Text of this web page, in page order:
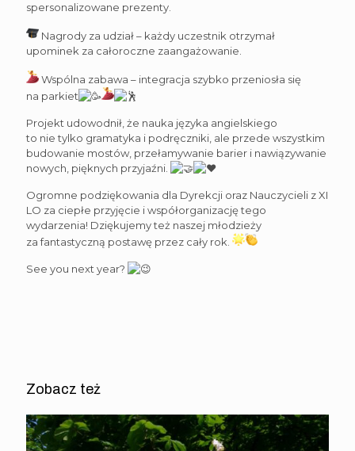
spersonalizowane prezenty.
Nagrody za udział – każdy uczestnik otrzymał
upominek za całoroczne zaangażowanie.
Wspólna zabawa – integracja szybko przeniosła się
na parkiet
Projekt udowodnił, że nauka języka angielskiego
to nie tylko gramatyka i podręczniki, ale przede wszystkim
budowanie mostów, przełamywanie barier i nawiązywanie
nowych, pięknych przyjaźni.
Ogromne podziękowania dla Dyrekcji oraz Nauczycieli z XI
LO za ciepłe przyjęcie i współorganizację tego
wydarzenia! Dziękujemy też naszej młodzieży
za fantastyczną postawę przez cały rok.
See you next year?
Zobacz też